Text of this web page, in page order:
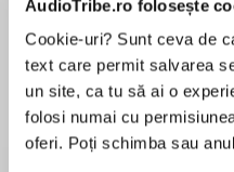
AudioTribe.ro folosește
Cookie-uri? Sunt ceva de
text care permit salvarea
un site, ca tu să ai o
folosi numai cu
oferi. Poți schimba sau
Desprecarte
Isaac Asimov’s
collection I, Robot to